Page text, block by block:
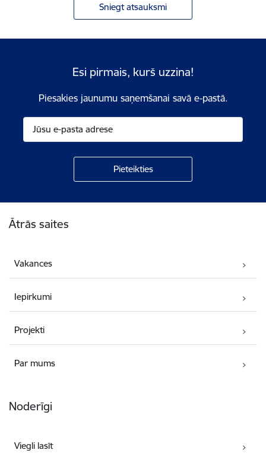
Sniegt atsauksmi
Esi pirmais, kurš uzzina!
Piesakies jaunumu saņemšanai savā e-pastā.
Ātrās saites
Vakances
Iepirkumi
Projekti
Par mums
Noderīgi
Viegli lasīt